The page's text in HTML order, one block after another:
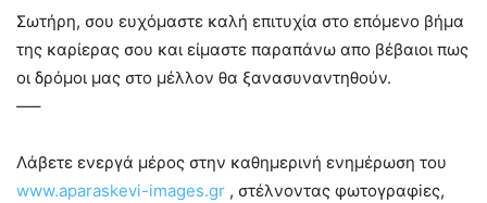
Σωτήρη, σου ευχόμαστε καλή επιτυχία στο επόμενο βήμα
της καρίερας σου και είμαστε παραπάνω απο βέβαιοι πως
οι δρόμοι μας στο μέλλον θα ξανασυναντηθούν.
—–
Λάβετε ενεργά μέρος στην καθημερινή ενημέρωση του
www.aparaskevi-images.gr , στέλνοντας φωτογραφiες,